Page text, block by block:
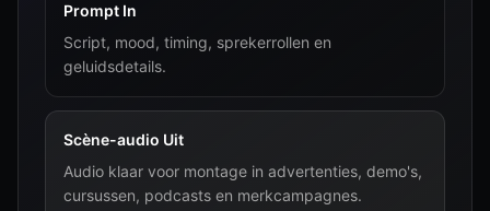
Prompt In
Script, mood, timing, sprekerrollen en
geluidsdetails.
Scène-audio Uit
Audio klaar voor montage in advertenties, demo's,
cursussen, podcasts en merkcampagnes.